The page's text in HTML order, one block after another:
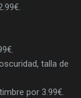
talla de
por 3.99€.